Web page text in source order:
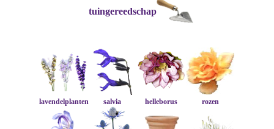
tuingereedschap
lavendelplanten salvia helleborus rozen